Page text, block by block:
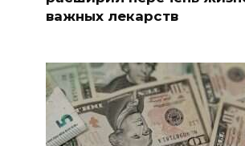
важных лекарств